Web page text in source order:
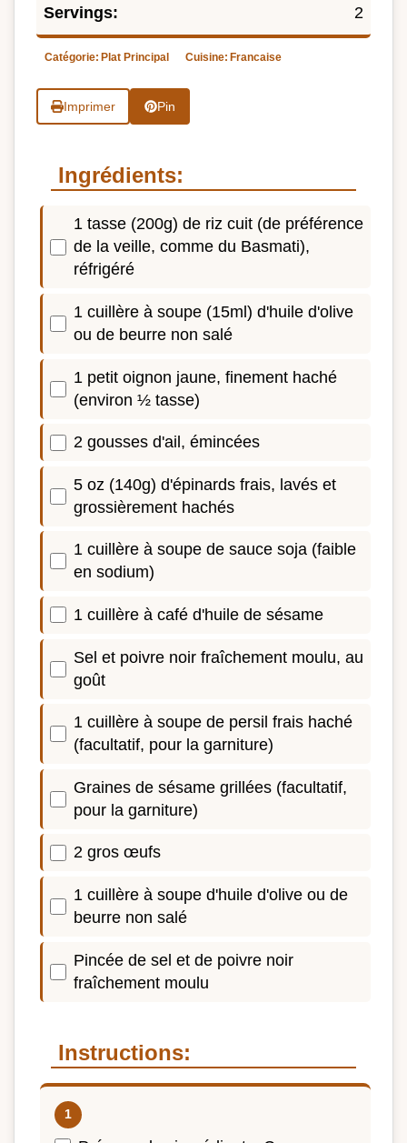
Servings: 2
Catégorie: Plat Principal Cuisine: Francaise
Imprimer Pin
Ingrédients:
1 tasse (200g) de riz cuit (de préférence
de la veille, comme du Basmati),
réfrigéré
1 cuillère à soupe (15ml) d'huile d'olive
ou de beurre non salé
1 petit oignon jaune, finement haché
(environ ½ tasse)
2 gousses d'ail, émincées
5 oz (140g) d'épinards frais, lavés et
grossièrement hachés
1 cuillère à soupe de sauce soja (faible
en sodium)
1 cuillère à café d'huile de sésame
Sel et poivre noir fraîchement moulu, au
goût
1 cuillère à soupe de persil frais haché
(facultatif, pour la garniture)
Graines de sésame grillées (facultatif,
pour la garniture)
2 gros œufs
1 cuillère à soupe d'huile d'olive ou de
beurre non salé
Pincée de sel et de poivre noir
fraîchement moulu
Instructions: